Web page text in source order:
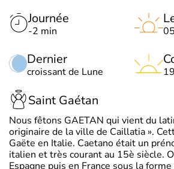
Journée
-2 min
Dernier
croissant de Lune
Saint Gaétan
Nous fêtons GAETAN qui vient du
originaire de la ville de Caillatia ».
Gaëte en Italie. Caetano était un
italien et très courant au 15è siècle.
Espagne puis en France sous la